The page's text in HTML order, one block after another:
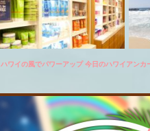
ハワイの風でパワーアップ 今日のハワイアンカ